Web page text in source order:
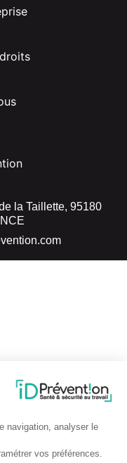
la Taillette, 95180
navigation, analyser le
vos préférences.